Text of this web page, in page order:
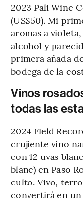
2023 Pali Wine
(US$50). Mi
aromas a
alcohol y
primera añada
bodega de la
Vinos
todas las
2024 Field
crujiente vino
con 12 uvas
blanc) en Paso
culto. Vivo,
convertirá en